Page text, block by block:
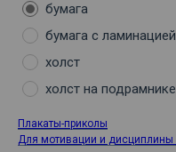
бумага
бумага с ламинацией
холст
холст на подрамнике
Плакаты-приколы
Для мотивации и дисциплины